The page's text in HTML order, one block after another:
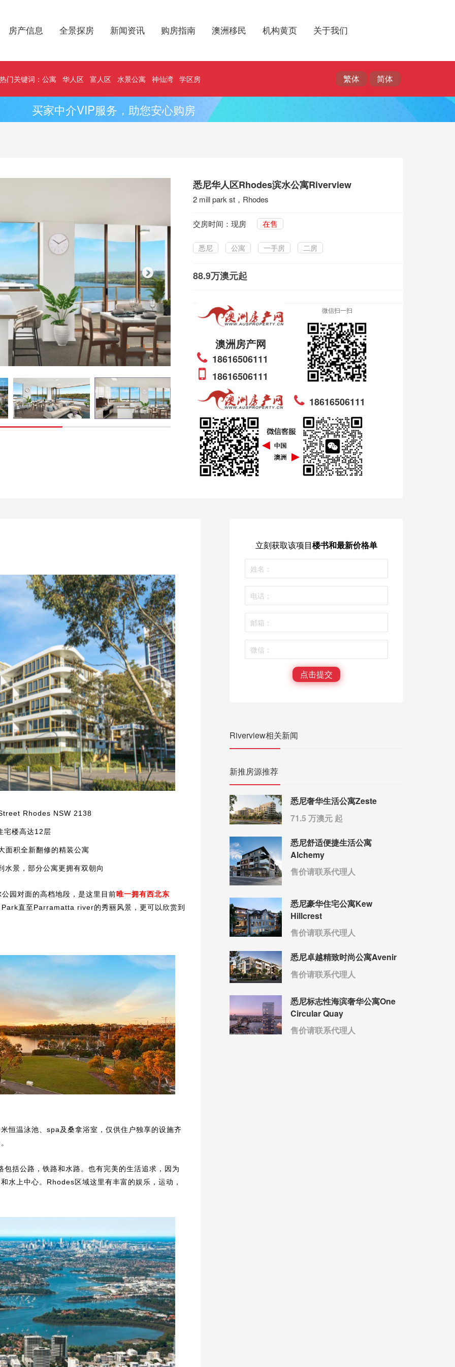
房产信息 全景探房 新闻资讯 购房指南 澳洲移民 机构黄页 关于我们
热门关键词： 公寓 华人区 富人区 水景公寓 神仙湾 学区房
买家中介VIP服务，助您安心购房
悉尼华人区Rhodes滨水公寓Riverview
2 mill park st，Rhodes
交房时间：现房 在售
悉尼 公寓 一手房 二房
88.9万澳元起
澳洲房产网
18616506111
18616506111
微信扫一扫
18616506111
Rhodes NSW 2138
宅楼高达12层
面积全新翻修的精装公寓
水景，部分公寓更拥有双朝向
园对面的高档地段， 是这里目前唯一拥有西北东
直至Parramatta river的秀丽风景，更可以欣赏到
恒温泳池、spa及桑拿浴室，仅供住户独享的设施齐
括公路，铁路和水路。也有完美的生活追求，因为
水上中心。Rhodes区域这里有丰富的娱乐，运动，
立刻获取该项目楼书和最新价格单
点击提交
Riverview相关新闻
新推房源推荐
悉尼奢华生活公寓Zeste
71.5 万澳元 起
悉尼舒适便捷生活公寓
Alchemy
售价请联系代理人
悉尼豪华住宅公寓Kew
Hillcrest
售价请联系代理人
悉尼卓越精致时尚公寓Avenir
售价请联系代理人
悉尼标志性海滨奢华公寓One
Circular Quay
售价请联系代理人